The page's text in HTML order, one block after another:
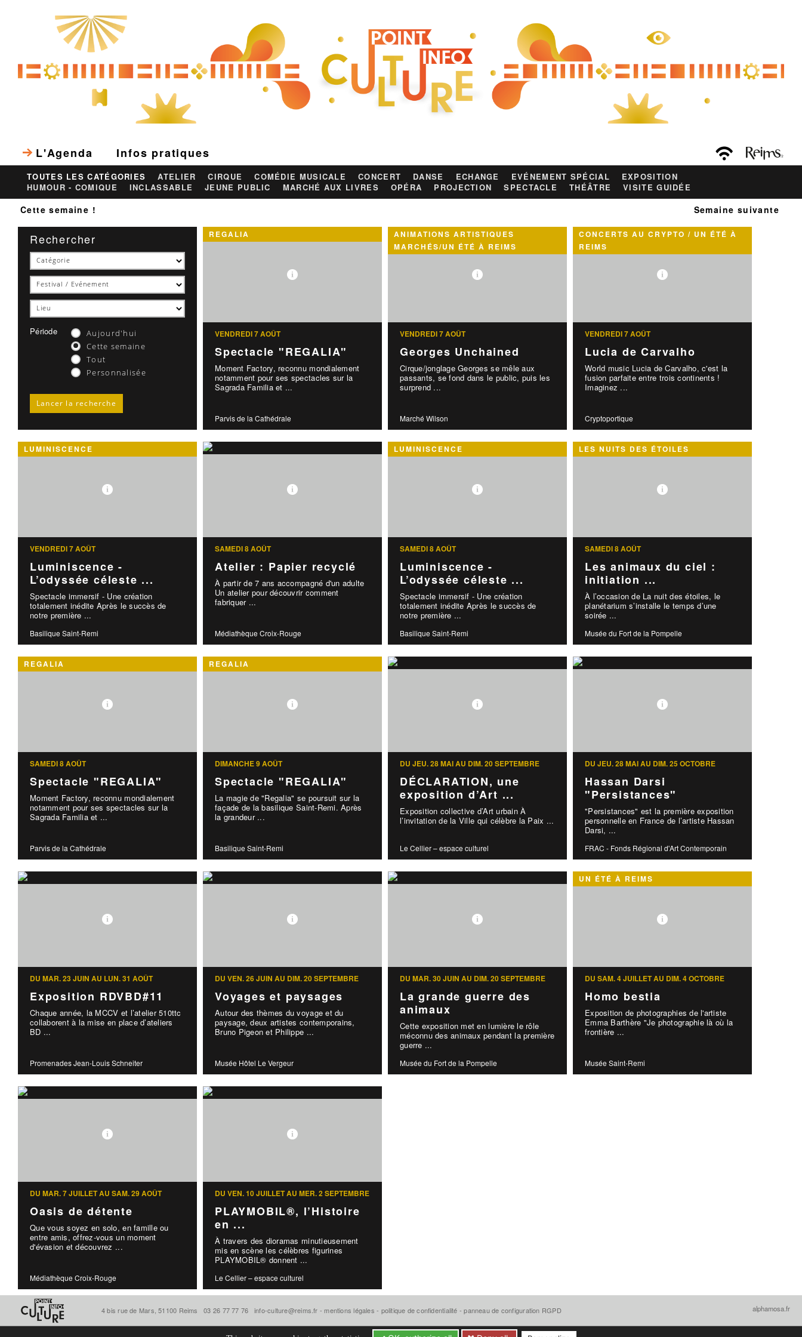
L'Agenda Infos pratiques
TOUTES LES CATÉGORIES ATELIER CIRQUE COMÉDIE MUSICALE CONCERT DANSE ECHANGE EVÉNEMENT SPÉCIAL
EXPOSITION
HUMOUR - COMIQUE
INCLASSABLE JEUNE PUBLIC MARCHÉ AUX LIVRES OPÉRA PROJECTION SPECTACLE THÉÂTRE VISITE GUIDÉE
Semaine suivante
Cette semaine !
Rechercher
Période
Aujourd'hui
Cette semaine
Tout
Personnalisée
REGALIA
VENDREDI 7 AOÛT
Spectacle "REGALIA"
Moment Factory, reconnu mondialement
notamment pour ses spectacles sur la
Sagrada Familia et ...
Parvis de la Cathédrale
ANIMATIONS ARTISTIQUES
MARCHÉS/UN ÉTÉ À REIMS
VENDREDI 7 AOÛT
Georges Unchained
Cirque/jonglage Georges se mêle aux
passants, se fond dans le public, puis les
surprend ...
Marché Wilson
CONCERTS AU CRYPTO / UN ÉTÉ À
REIMS
VENDREDI 7 AOÛT
Lucia de Carvalho
World music Lucia de Carvalho, c'est la
fusion parfaite entre trois continents !
Imaginez ...
Cryptoportique
LUMINISCENCE
VENDREDI 7 AOÛT
Luminiscence -
L’odyssée céleste ...
Spectacle immersif - Une création
totalement inédite Après le succès de
notre première ...
Basilique Saint-Remi
SAMEDI 8 AOÛT
Atelier : Papier recyclé
À partir de 7 ans accompagné d'un adulte
Un atelier pour découvrir comment
fabriquer ...
Médiathèque Croix-Rouge
LUMINISCENCE
SAMEDI 8 AOÛT
Luminiscence -
L’odyssée céleste ...
Spectacle immersif - Une création
totalement inédite Après le succès de
notre première ...
Basilique Saint-Remi
LES NUITS DES ÉTOILES
SAMEDI 8 AOÛT
Les animaux du ciel :
initiation ...
À l’occasion de La nuit des étoiles, le
planétarium s’installe le temps d’une
soirée ...
Musée du Fort de la Pompelle
REGALIA
SAMEDI 8 AOÛT
Spectacle "REGALIA"
Moment Factory, reconnu mondialement
notamment pour ses spectacles sur la
Sagrada Familia et ...
Parvis de la Cathédrale
REGALIA
DIMANCHE 9 AOÛT
Spectacle "REGALIA"
La magie de "Regalia" se poursuit sur la
façade de la basilique Saint-Remi. Après
la grandeur ...
Basilique Saint-Remi
DU JEU. 28 MAI AU DIM. 20 SEPTEMBRE
DÉCLARATION, une
exposition d’Art ...
Exposition collective d’Art urbain À
l’invitation de la Ville qui célèbre la Paix ...
Le Cellier – espace culturel
DU JEU. 28 MAI AU DIM. 25 OCTOBRE
Hassan Darsi
"Persistances"
"Persistances" est la première exposition
personnelle en France de l’artiste Hassan
Darsi, ...
FRAC - Fonds Régional d'Art Contemporain
DU MAR. 23 JUIN AU LUN. 31 AOÛT
Exposition RDVBD#11
Chaque année, la MCCV et l’atelier 510ttc
collaborent à la mise en place d’ateliers
BD ...
Promenades Jean-Louis Schneiter
DU VEN. 26 JUIN AU DIM. 20 SEPTEMBRE
Voyages et paysages
Autour des thèmes du voyage et du
paysage, deux artistes contemporains,
Bruno Pigeon et Philippe ...
Musée Hôtel Le Vergeur
DU MAR. 30 JUIN AU DIM. 20 SEPTEMBRE
La grande guerre des
animaux
Cette exposition met en lumière le rôle
méconnu des animaux pendant la première
guerre ...
Musée du Fort de la Pompelle
UN ÉTÉ À REIMS
DU SAM. 4 JUILLET AU DIM. 4 OCTOBRE
Homo bestia
Exposition de photographies de l'artiste
Emma Barthère "Je photographie là où la
frontière ...
Musée Saint-Remi
DU MAR. 7 JUILLET AU SAM. 29 AOÛT
Oasis de détente
Que vous soyez en solo, en famille ou
entre amis, offrez-vous un moment
d'évasion et découvrez ...
Médiathèque Croix-Rouge
DU VEN. 10 JUILLET AU MER. 2 SEPTEMBRE
PLAYMOBIL®, l’Histoire
en ...
À travers des dioramas minutieusement
mis en scène les célèbres figurines
PLAYMOBIL® donnent ...
Le Cellier – espace culturel
4 bis rue de Mars, 51100 Reims03 26 77 77 76 info-culture@reims.fr -mentions légales - politique de confidentialité -panneau de configuration RGPD alphamosa.fr